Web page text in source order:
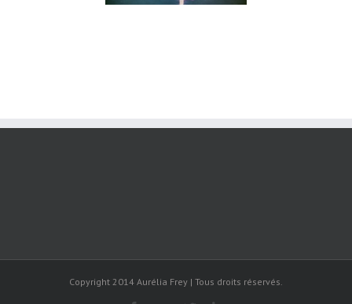
Copyright 2014 Aurélia Frey | Tous droits réservés.